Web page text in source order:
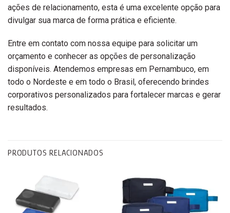
ações de relacionamento, esta é uma excelente opção para
divulgar sua marca de forma prática e eficiente.
Entre em contato com nossa equipe para solicitar um
orçamento e conhecer as opções de personalização
disponíveis. Atendemos empresas em Pernambuco, em
todo o Nordeste e em todo o Brasil, oferecendo brindes
corporativos personalizados para fortalecer marcas e gerar
resultados.
PRODUTOS RELACIONADOS